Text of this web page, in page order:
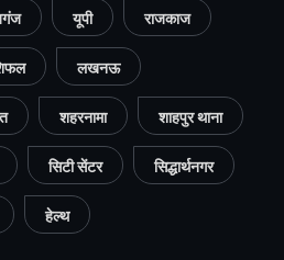
यूपी राजकाज
लखनऊ
शहरनामा शाहपुर थाना
सिटी सेंटर सिद्धार्थनगर
हेल्थ